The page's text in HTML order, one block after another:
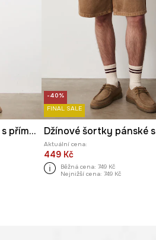
Chino šortky pánské s příměsí lnu regular waist
-40%
FINAL SALE
Aktuální cena:
449 Kč
Běžná cena: 749 Kč
Nejnižší cena: 749 Kč